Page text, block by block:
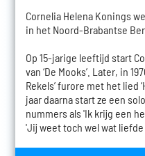
Cornelia Helena Konings
in het Noord-Brabantse
Op 15-jarige leeftijd start
van ‘De Mooks’. Later, in
Rekels’ furore met het lied
jaar daarna start ze een
nummers als 'Ik krijg een
'Jij weet toch wel wat liefde